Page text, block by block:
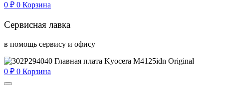
0 ₽ 0 Корзина
Сервисная лавка
в помощь сервису и офису
0 ₽ 0 Корзина